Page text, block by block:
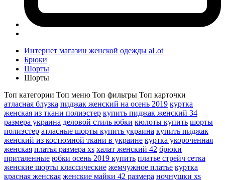
Интернет магазин женской одежды aLot
Брюки
Шорты
Шорты
Топ категории Топ меню Топ фильтры Топ карточки
атласная блузка пиджак женский на осень 2019 куртка
женская из ткани полиэстер купить пиджак женский 34
размера украина деловой стиль юбки кюлоты купить шорты
полиэстер атласные шорты купить украина купить пиджак
женский из костюмной ткани в украине куртка укороченная
женская платья размера xs халат женский 42 брюки
приталенные юбки осень 2019 купить платье стрейч сетка
женские шорты классические жемчужное платье куртка
красная женская женские майки 42 размера ночнушки xs